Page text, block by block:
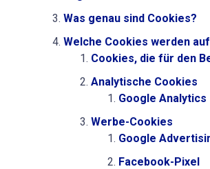
Was genau sind Cookies?
Welche Cookies werden
Cookies, die für den
Analytische Cookies
Google Analytics
Werbe-Cookies
Google
Facebook-Pixel